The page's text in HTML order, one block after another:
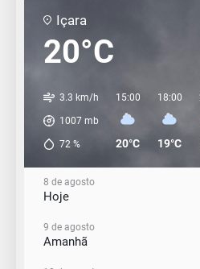
Içara
20°C
3.3 km/h
1007 mb
72 %
15:00
20°C
18:00
19°C
8 de agosto
Hoje
9 de agosto
Amanhã